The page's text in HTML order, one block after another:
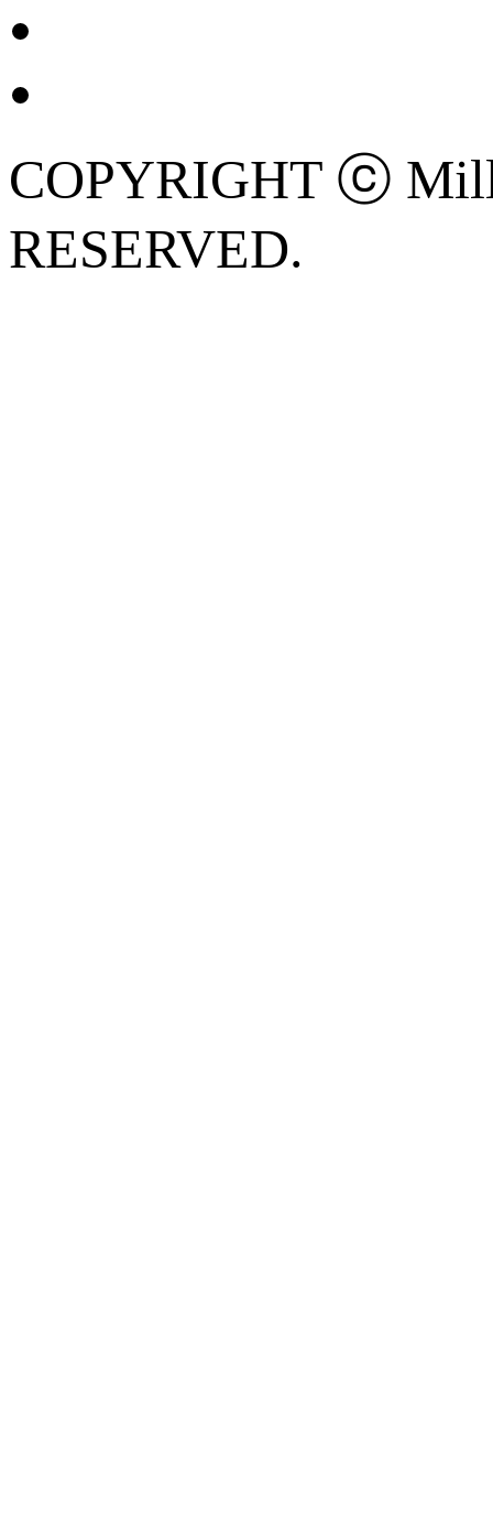
COPYRIGHT ⓒ
RESERVED.